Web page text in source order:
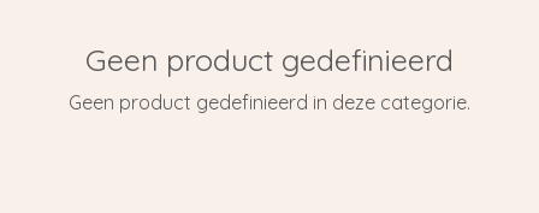
Geen product gedefinieerd
Geen product gedefinieerd in deze categorie.